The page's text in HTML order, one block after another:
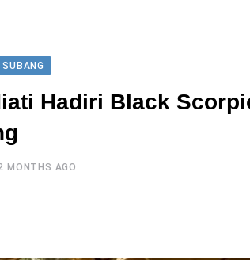
SUBANG
Hadiri Black
MONTHS AGO